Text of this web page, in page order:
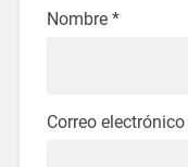
Nombre *
Correo electrónico